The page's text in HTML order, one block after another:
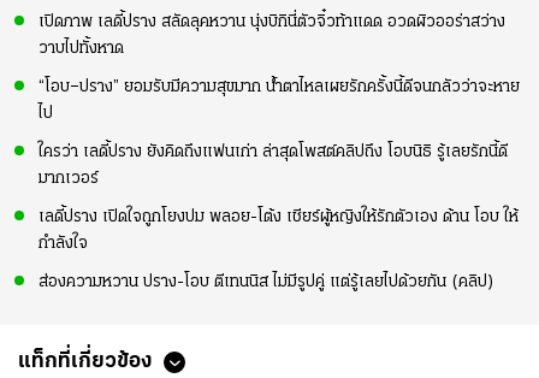
เปิดภาพ เลดี้ปราง สลัดลุคหวาน นุ่งบิกินี่ตัวจิ๋วท้าแดด อวดผิวออร่าสว่าง
วาบไปทั้งหาด
“โอบ–ปราง” ยอมรับมีความสุขมาก น้ำตาไหลเผยรักครั้งนี้ดีจนกลัวว่าจะหาย
ไป
ใครว่า เลดี้ปราง ยังคิดถึงแฟนเก่า ล่าสุดโพสต์คลิปถึง โอบนิธิ รู้เลยรักนี้ดี
มากเวอร์
เลดี้ปราง เปิดใจถูกโยงปม พลอย-โต้ง เชียร์ผู้หญิงให้รักตัวเอง ด้าน โอบ ให้
กำลังใจ
ส่องความหวาน ปราง-โอบ ตีเทนนิส ไม่มีรูปคู่ แต่รู้เลยไปด้วยกัน (คลิป)
แท็กที่เกี่ยวข้อง